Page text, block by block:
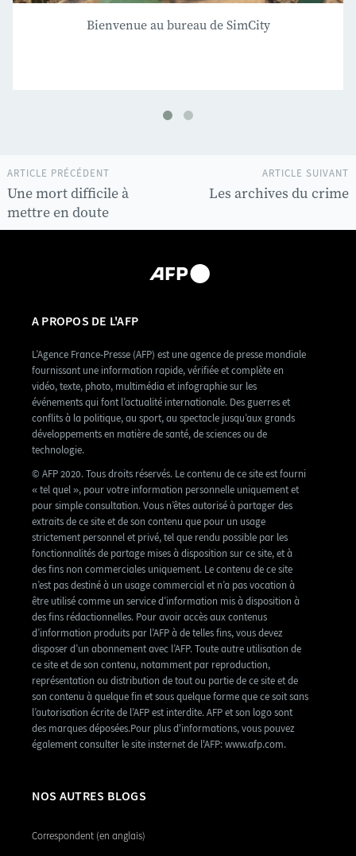
Bienvenue au bureau de SimCity
ARTICLE SUIVANT
Les archives du crime
ARTICLE PRÉCÉDENT
Une mort difficile à
mettre en doute
A PROPOS DE L'AFP
L’Agence France-Presse (AFP) est une agence de presse mondiale
fournissant une information rapide, vérifiée et complète en
vidéo, texte, photo, multimédia et infographie sur les
événements qui font l’actualité internationale. Des guerres et
conflits à la politique, au sport, au spectacle jusqu’aux grands
développements en matière de santé, de sciences ou de
technologie.
© AFP 2020. Tous droits réservés. Le contenu de ce site est fourni
« tel quel », pour votre information personnelle uniquement et
pour simple consultation. Vous n’êtes autorisé à partager des
extraits de ce site et de son contenu que pour un usage
strictement personnel et privé, tel que rendu possible par les
fonctionnalités de partage mises à disposition sur ce site, et à
des fins non commerciales uniquement. Le contenu de ce site
n’est pas destiné à un usage commercial et n’a pas vocation à
être utilisé comme un service d’information mis à disposition à
des fins rédactionnelles. Pour avoir accès aux contenus
d’information produits par l’AFP à de telles fins, vous devez
disposer d’un abonnement avec l’AFP. Toute autre utilisation de
ce site et de son contenu, notamment par reproduction,
représentation ou distribution de tout ou partie de ce site et de
son contenu à quelque fin et sous quelque forme que ce soit sans
l’autorisation écrite de l’AFP est interdite. AFP et son logo sont
des marques déposées.Pour plus d'informations, vous pouvez
également consulter le site insternet de l'AFP: www.afp.com.
NOS AUTRES BLOGS
Correspondent (en anglais)